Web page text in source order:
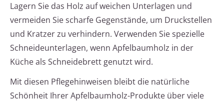
Lagern Sie das Holz auf weichen Unterlagen und
vermeiden Sie scharfe Gegenstände, um Druckstellen
und Kratzer zu verhindern. Verwenden Sie spezielle
Schneideunterlagen, wenn Apfelbaumholz in der
Küche als Schneidebrett genutzt wird.
Mit diesen Pflegehinweisen bleibt die natürliche
Schönheit Ihrer Apfelbaumholz-Produkte über viele